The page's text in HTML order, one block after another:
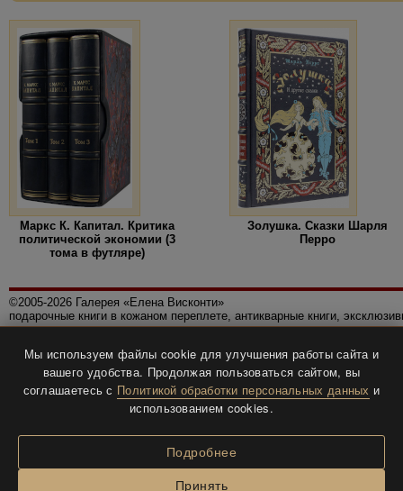
Маркс К. Капитал. Критика
политической экономии (3
тома в футляре)
Золушка. Сказки Шарля
Перро
©2005-2026 Галерея «Елена Висконти»
подарочные книги в кожаном переплете, антикварные книги,
Политика конфиденциальности
Все права защищены.
Разработка и дизайнBTV-info.
Мы используем файлы cookie для улучшения работы сайта и
вашего удобства. Продолжая пользоваться сайтом, вы
соглашаетесь с Политикой обработки персональных данных и
использованием cookies.
Подробнее
Принять